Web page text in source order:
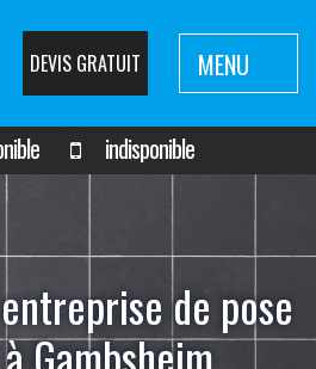
DEVIS GRATUIT MENU
indisponible
de pose